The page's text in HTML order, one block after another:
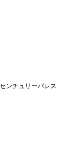
ンチュリーパレス